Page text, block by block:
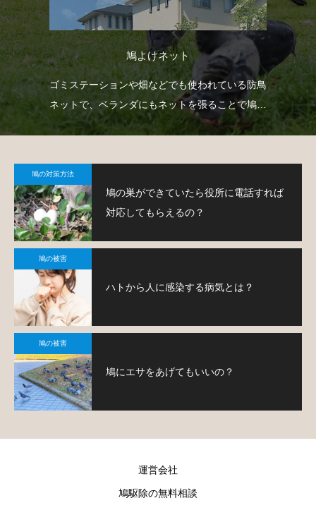
鳩よけネット
ゴミステーションや畑などでも使われている防鳥
ネットで、ベランダにもネットを張ることで鳩対
策が可能です。
鳩の対策方法
鳩の巣ができていたら役所に電話すれば
対応してもらえるの？
鳩の被害
ハトから人に感染する病気とは？
鳩の被害
鳩にエサをあげてもいいの？
運営会社
鳩駆除の無料相談